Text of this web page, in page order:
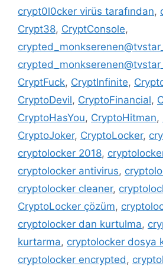
crypt0l0cker virüs tarafından,
Crypt38, CryptConsole,
CryptFuck, CryptInfinite,
CryptoDevil, CryptoFinancial,
CryptoHasYou, CryptoHitman,
CryptoJoker, CryptoLocker,
cryptolocker 2018,
cryptolocker antivirus,
cryptolocker cleaner,
CryptoLocker çözüm,
cryptolocker dan kurtulma,
kurtarma, cryptolocker dosya
cryptolocker encrypted,